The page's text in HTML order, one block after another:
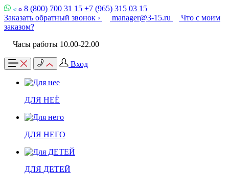
8 (800) 700 31 15 +7 (965) 315 03 15
Заказать обратный звонок ›
manager@3-15.ru
Что с моим
заказом?
Часы работы 10.00-22.00
Вход
ДЛЯ НЕЁ
ДЛЯ НЕГО
ДЛЯ ДЕТЕЙ